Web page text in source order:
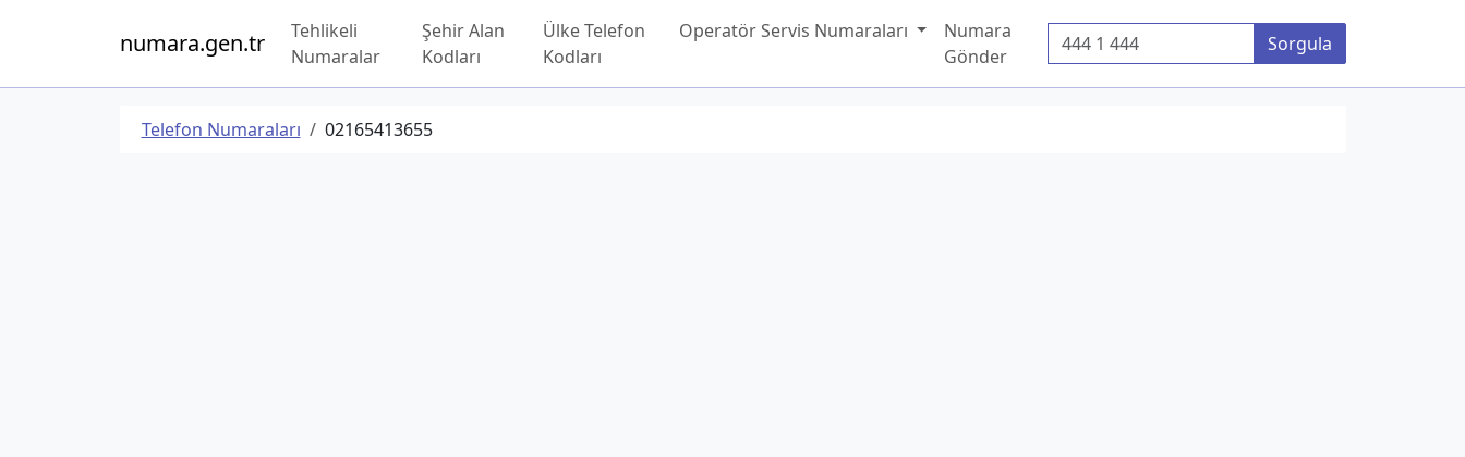
numara.gen.tr
Tehlikeli
Numaralar
Şehir Alan
Kodları
Ülke Telefon
Kodları
Operatör Servis Numaraları
Numara
Gönder
Telefon Numarası Sorgula
Telefon Numaraları 02165413655